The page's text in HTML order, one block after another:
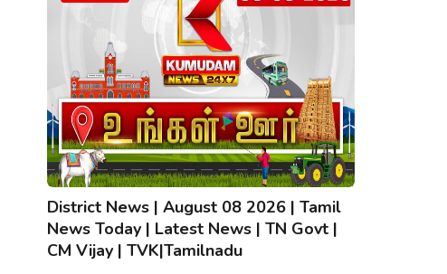
District News | August 08 2026 | Tamil
News Today | Latest News | TN Govt |
CM Vijay | TVK|Tamilnadu